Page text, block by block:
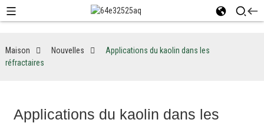
Maison Nouvelles
Applications du kaolin dans les
réfractaires
Applications du kaolin dans les